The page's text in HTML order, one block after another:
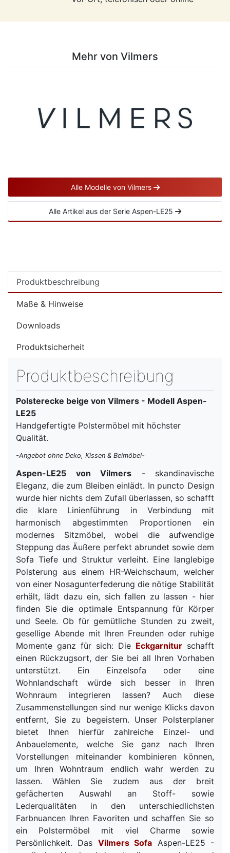
Mehr von Vilmers
Alle Modelle von Vilmers
Alle Artikel aus der Serie Aspen-LE25
Produktbeschreibung
Maße & Hinweise
Downloads
Produktsicherheit
Produktbeschreibung
Polsterecke beige von Vilmers - Modell Aspen-
LE25
Handgefertigte Polstermöbel mit höchster
Qualität.
-Angebot ohne Deko, Kissen & Beimöbel-
Aspen-LE25 von Vilmers - skandinavische
Eleganz, die zum Bleiben einlädt. In puncto Design
wurde hier nichts dem Zufall überlassen, so schafft
die klare Linienführung in Verbindung mit
harmonisch abgestimmten Proportionen ein
modernes Sitzmöbel, wobei die aufwendige
Steppung das Äußere perfekt abrundet sowie dem
Sofa Tiefe und Struktur verleiht. Eine langlebige
Polsterung aus einem HR-Weichschaum, welcher
von einer Nosagunterfederung die nötige Stabilität
erhält, lädt dazu ein, sich fallen zu lassen - hier
finden Sie die optimale Entspannung für Körper
und Seele. Ob für gemütliche Stunden zu zweit,
gesellige Abende mit Ihren Freunden oder ruhige
Momente ganz für sich: Die Eckgarnitur schafft
einen Rückzugsort, der Sie bei all Ihren Vorhaben
unterstützt. Ein Einzelsofa oder eine
Wohnlandschaft würde sich besser in Ihren
Wohnraum integrieren lassen? Auch diese
Zusammenstellungen sind nur wenige Klicks davon
entfernt, Sie zu begeistern. Unser Polsterplaner
bietet Ihnen hierfür zahlreiche Einzel- und
Anbauelemente, welche Sie ganz nach Ihren
Vorstellungen miteinander kombinieren können,
um Ihren Wohntraum endlich wahr werden zu
lassen. Wählen Sie zudem aus der breit
gefächerten Auswahl an Stoff- sowie
Lederqualitäten in den unterschiedlichsten
Farbnuancen Ihren Favoriten und schaffen Sie so
ein Polstermöbel mit viel Charme sowie
Persönlichkeit. Das Vilmers Sofa Aspen-LE25 -